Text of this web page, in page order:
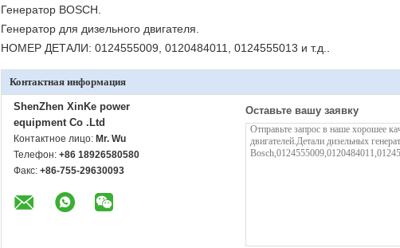
Генератор BOSCH.
Генератор для дизельного двигателя.
НОМЕР ДЕТАЛИ: 0124555009, 0120484011, 0124555013 и т.д.
Контактная информация
ShenZhen XinKe power
equipment Co .Ltd
Контактное лицо: Mr. Wu
Телефон: +86 18926580580
Факс: +86-755-29630093
Оставьте вашу заявку